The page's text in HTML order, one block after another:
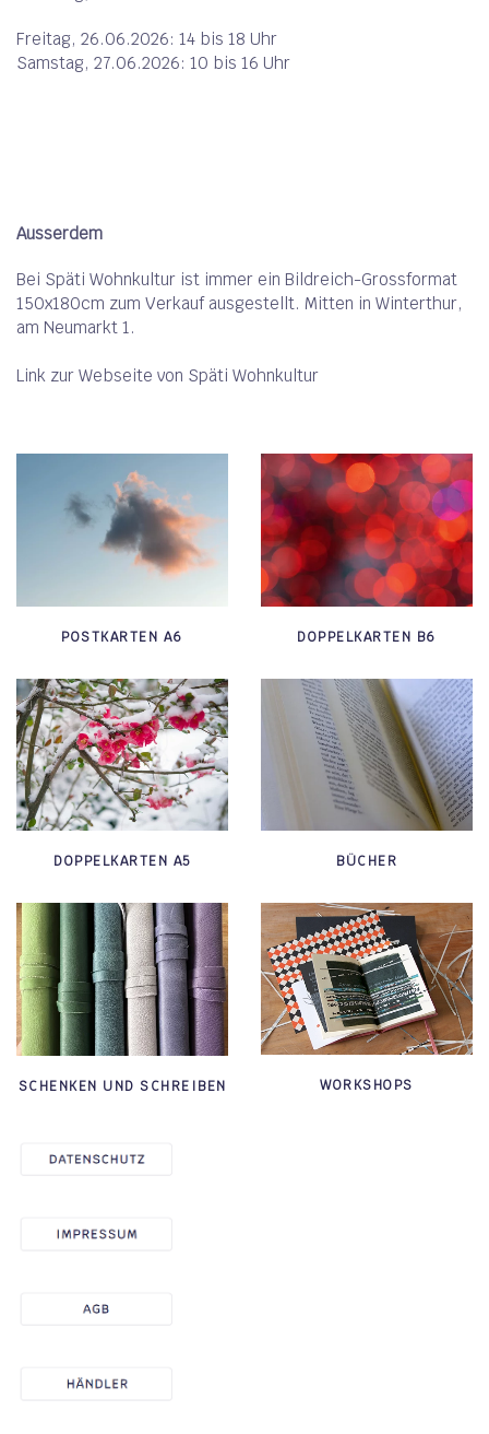
Freitag, 26.06.2026: 14 bis 18 Uhr
Samstag, 27.06.2026: 10 bis 16 Uhr
Ausserdem
Bei Späti Wohnkultur ist immer ein Bildreich-Grossformat
150x180cm zum Verkauf ausgestellt. Mitten in Winterthur,
am Neumarkt 1.
Link zur Webseite von Späti Wohnkultur
POSTKARTEN A6 DOPPELKARTEN B6
DOPPELKARTEN A5 BÜCHER
SCHENKEN UND SCHREIBEN WORKSHOPS